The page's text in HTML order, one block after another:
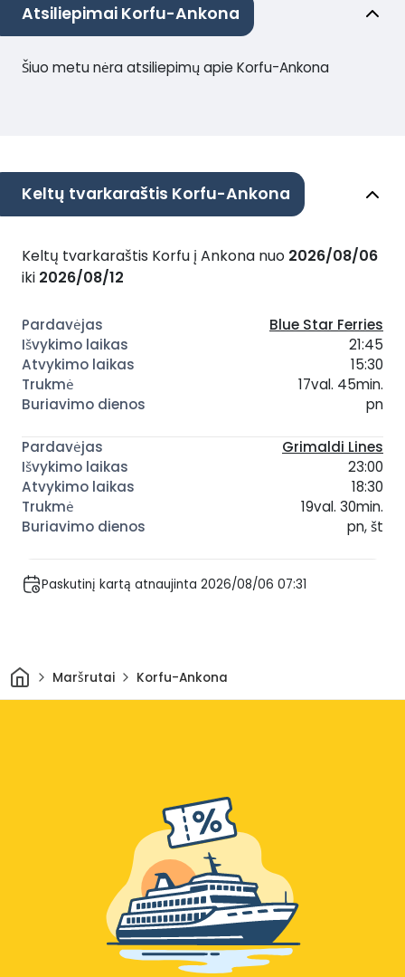
Atsiliepimai Korfu-Ankona
Šiuo metu nėra atsiliepimų apie Korfu-Ankona
Keltų tvarkaraštis Korfu-Ankona
Keltų tvarkaraštis Korfu į Ankona nuo 2026/08/06
iki 2026/08/12
Blue Star Ferries
21:45
15:30
17val. 45min.
pn
Grimaldi Lines
23:00
18:30
19val. 30min.
pn, št
Paskutinį kartą atnaujinta 2026/08/06 07:31
Pradžia
Maršrutai Korfu-Ankona